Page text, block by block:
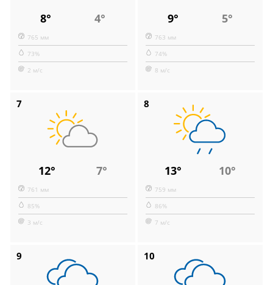
8° 4°
765 мм
73%
2 м/с
9° 5°
763 мм
74%
8 м/с
7
12° 7°
761 мм
85%
3 м/с
8
13° 10°
759 мм
86%
7 м/с
9 10